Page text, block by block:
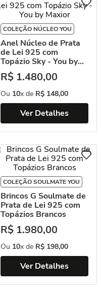
COLEÇÃO NÚCLEO YOU
Anel Núcleo de Prata
de Lei 925 com
Topázio Sky - You by
Maxior
R$ 1.480,00
Ou 10x de R$ 148,00
Ver Detalhes
COLEÇÃO SOULMATE YOU
Brincos G Soulmate de
Prata de Lei 925 com
Topázios Brancos
R$ 1.980,00
Ou 10x de R$ 198,00
Ver Detalhes